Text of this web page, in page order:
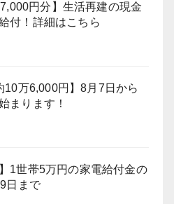
円分】生活再建の現金
付！詳細はこちら
10万6,000円】8月7日から
まります！
1世帯5万円の家電給付金の
日まで